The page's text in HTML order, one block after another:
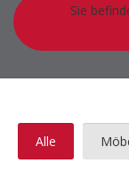
Sie
Alle